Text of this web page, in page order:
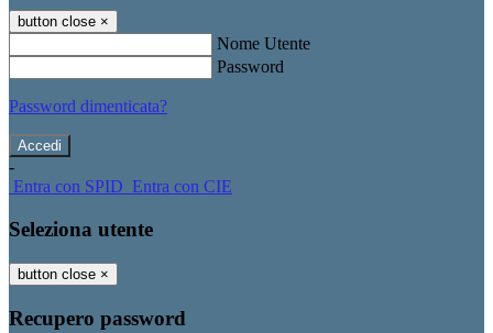
button close ×
Nome Utente
Password
Password dimenticata?
-
Entra con SPID Entra con CIE
Seleziona utente
button close ×
Recupero password